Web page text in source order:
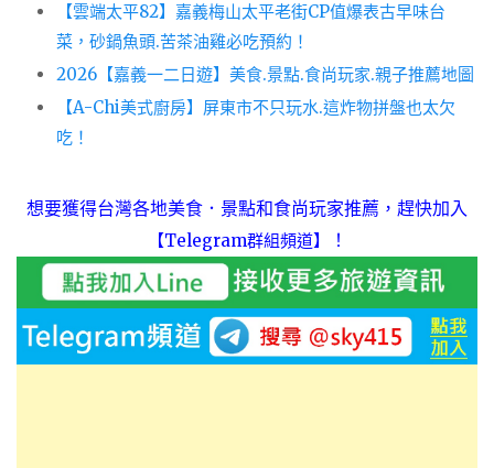
【雲端太平82】嘉義梅山太平老街CP值爆表古早味台
菜，砂鍋魚頭.苦茶油雞必吃預約！
2026【嘉義一二日遊】美食.景點.食尚玩家.親子推薦地圖
【A-Chi美式廚房】屏東市不只玩水.這炸物拼盤也太欠
吃！
想要獲得台灣各地美食．景點和食尚玩家推薦，趕快加入
【Telegram群組頻道】 ！